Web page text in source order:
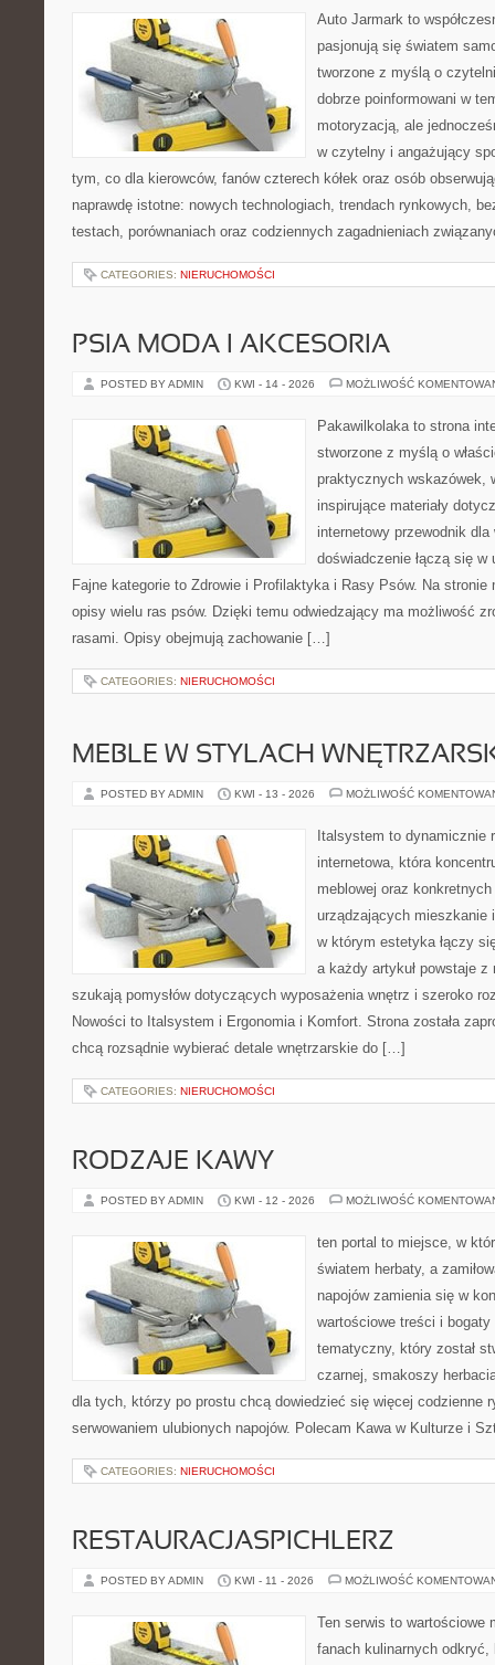
Auto Jarmark to
pasjonują się światem
tworzone z myślą o
dobrze poinformowani w
motoryzacją, ale
w czytelny i angażujący
tym, co dla kierowców, fanów czterech kółek oraz osób
naprawdę istotne: nowych technologiach, trendach rynkowych,
testach, porównaniach oraz codziennych zagadnieniach
CATEGORIES: NIERUCHOMOŚCI
PSIA MODA I AKCESORIA
POSTED BY ADMIN KWI - 14 - 2026 MOŻLIWOŚĆ
Pakawilkolaka to strona
stworzone z myślą o
praktycznych wskazówek,
inspirujące materiały
internetowy przewodnik
doświadczenie łączą się w
Fajne kategorie to Zdrowie i Profilaktyka i Rasy Psów. Na stronie
opisy wielu ras psów. Dzięki temu odwiedzający ma możliwość
rasami. Opisy obejmują zachowanie […]
CATEGORIES: NIERUCHOMOŚCI
MEBLE W STYLACH
POSTED BY ADMIN KWI - 13 - 2026 MOŻLIWOŚĆ
Italsystem to dynamicznie
internetowa, która
meblowej oraz
urządzających mieszkanie
w którym estetyka łączy
a każdy artykuł powstaje
szukają pomysłów dotyczących wyposażenia wnętrz i szeroko
Nowości to Italsystem i Ergonomia i Komfort. Strona została
chcą rozsądnie wybierać detale wnętrzarskie do […]
CATEGORIES: NIERUCHOMOŚCI
RODZAJE KAWY
POSTED BY ADMIN KWI - 12 - 2026 MOŻLIWOŚĆ
ten portal to miejsce, w
światem herbaty, a
napojów zamienia się w
wartościowe treści i
tematyczny, który został
czarnej, smakoszy
dla tych, którzy po prostu chcą dowiedzieć się więcej codzienne
serwowaniem ulubionych napojów. Polecam Kawa w Kulturze i
CATEGORIES: NIERUCHOMOŚCI
RESTAURACJASPICHLERZ
POSTED BY ADMIN KWI - 11 - 2026 MOŻLIWOŚĆ
Ten serwis to wartościowe
fanach kulinarnych